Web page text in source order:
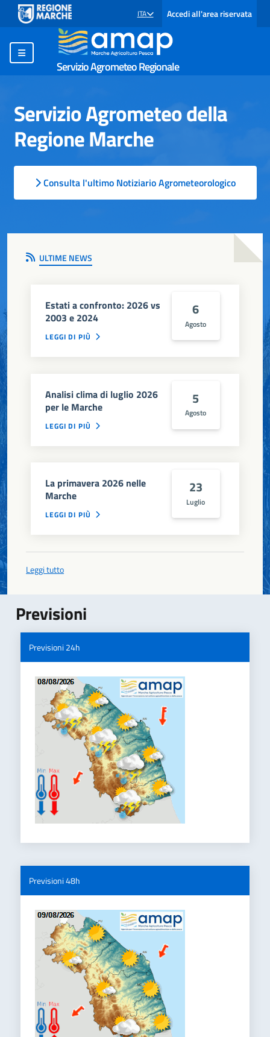
SELEZIONE LINGUA: LINGUA SELEZIONATA
ITA Accedi all'area riservata
Servizio Agrometeo Regionale
Servizio Agrometeo della
Regione Marche
Consulta l'ultimo Notiziario Agrometeorologico
ULTIME NEWS
6
Agosto
Estati a confronto: 2026 vs
2003 e 2024
LEGGI DI PIÙ
5
Agosto
Analisi clima di luglio 2026
per le Marche
LEGGI DI PIÙ
23
Luglio
La primavera 2026 nelle
Marche
LEGGI DI PIÙ
Leggi tutto
Previsioni
Previsioni 24h
Previsioni 48h